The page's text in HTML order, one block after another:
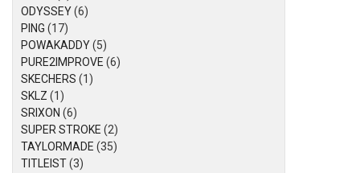
ODYSSEY(6)
PING (17)
POWAKADDY(5)
PURE2IMPROVE (6)
SKECHERS (1)
SKLZ (1)
SRIXON (6)
SUPER STROKE (2)
TAYLORMADE (35)
TITLEIST(3)